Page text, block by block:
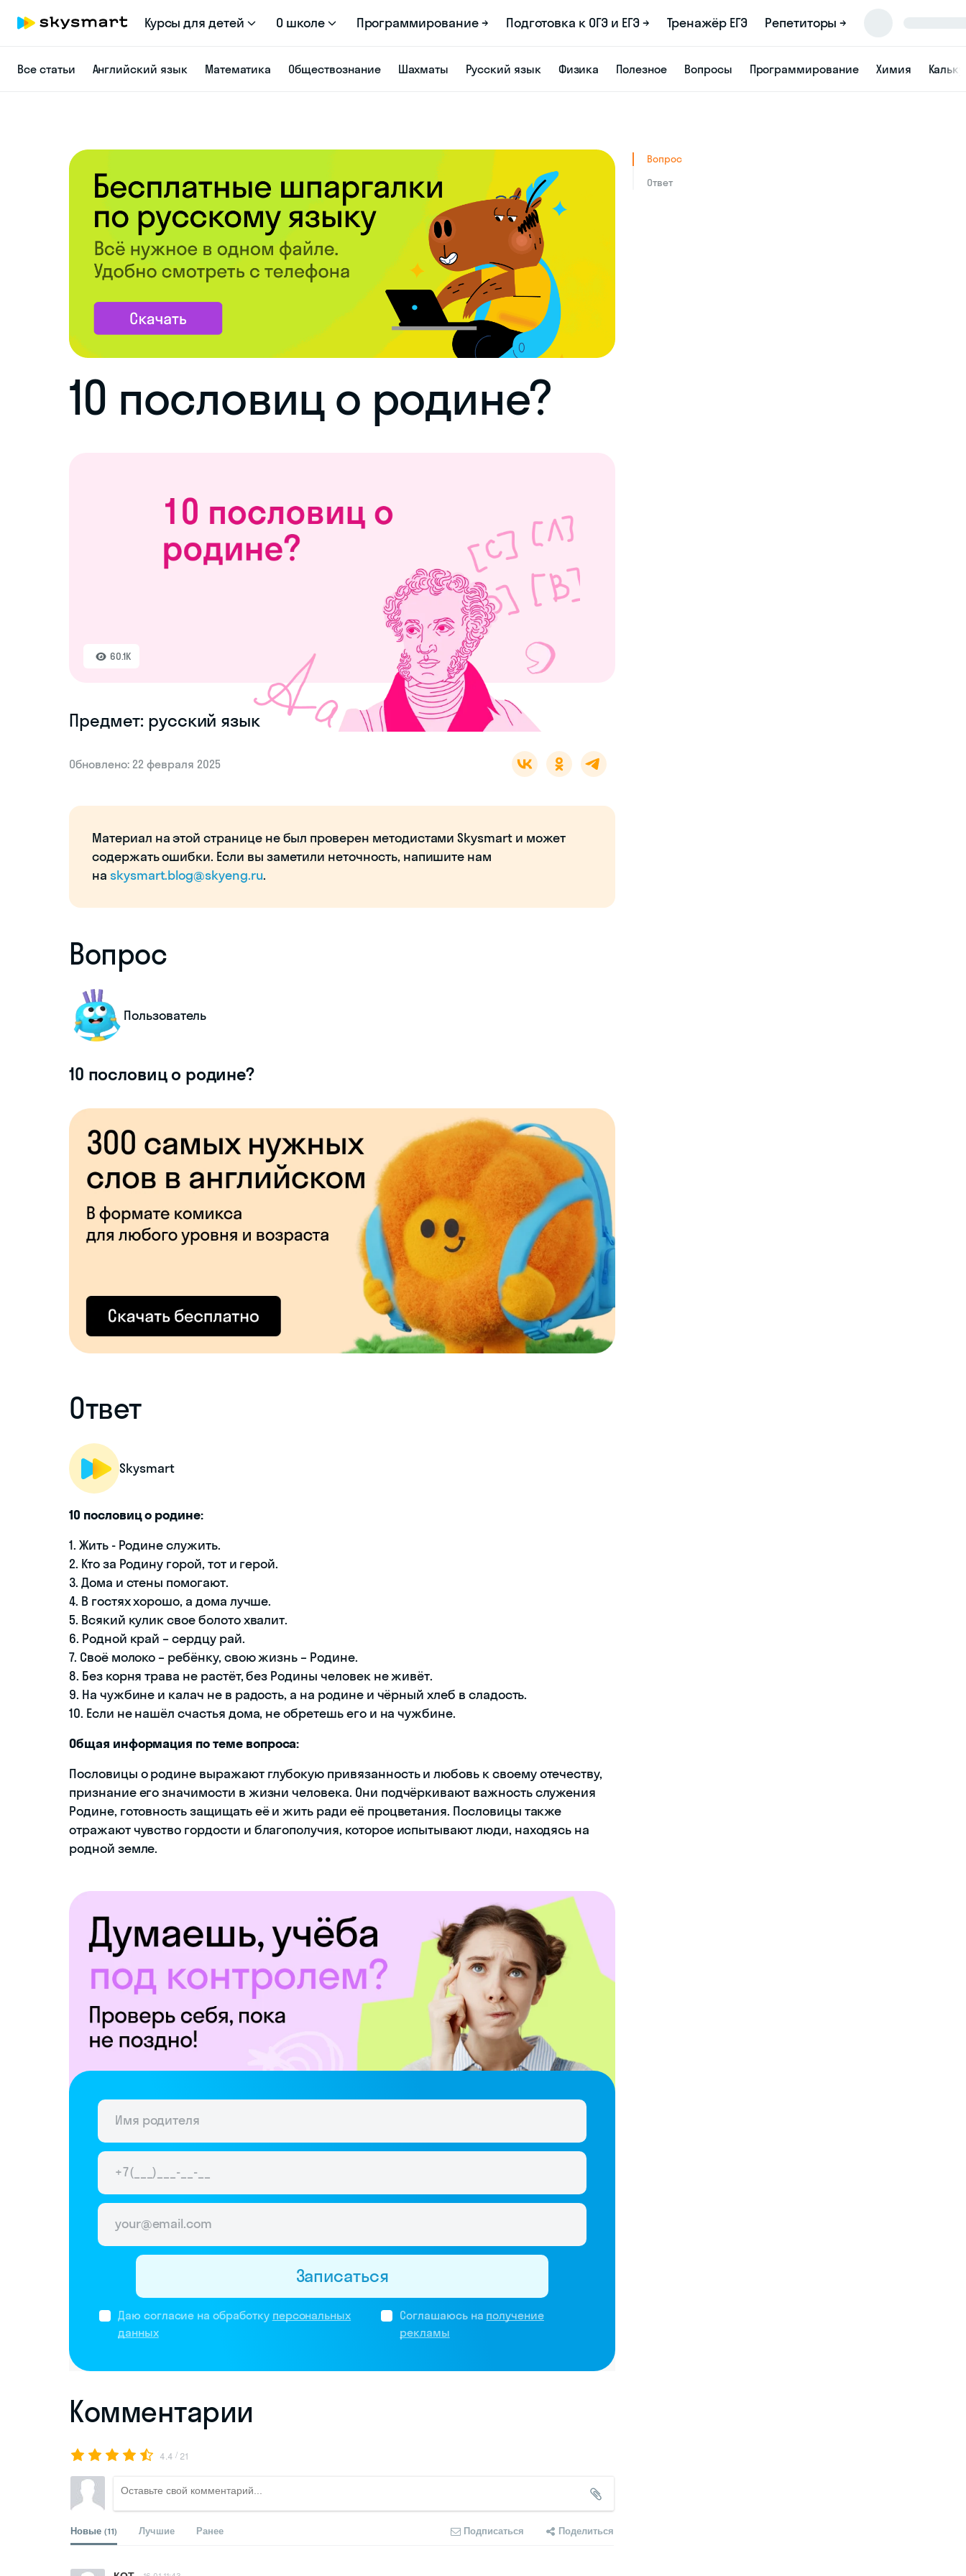
Курсы для детей О школе Программирование → Подготовка к ОГЭ и ЕГЭ → Тренажёр ЕГЭ Репетиторы →
Все статьи Английский язык Математика Обществознание Шахматы Русский язык Физика Полезное Вопросы Программирование Химия
10 пословиц о родине?
60.1K
Предмет: русский язык
Обновлено: 22 февраля 2025
Материал на этой странице не был проверен методистами Skysmart и может
содержать ошибки. Если вы заметили неточность, напишите нам
на skysmart.blog@skyeng.ru.
Вопрос
Пользователь
10 пословиц о родине?
Ответ
Skysmart
10 пословиц о родине:
1. Жить - Родине служить.
2. Кто за Родину горой, тот и герой.
3. Дома и стены помогают.
4. В гостях хорошо, а дома лучше.
5. Всякий кулик свое болото хвалит.
6. Родной край – сердцу рай.
7. Своё молоко – ребёнку, свою жизнь – Родине.
8. Без корня трава не растёт, без Родины человек не живёт.
9. На чужбине и калач не в радость, а на родине и чёрный хлеб в сладость.
10. Если не нашёл счастья дома, не обретешь его и на чужбине.
Общая информация по теме вопроса:
Пословицы о родине выражают глубокую привязанность и любовь к своему отечеству,
признание его значимости в жизни человека. Они подчёркивают важность служения
Родине, готовность защищать её и жить ради её процветания. Пословицы также
отражают чувство гордости и благополучия, которое испытывают люди, находясь на
родной земле.
Даю согласие на обработку персональных
данных
Соглашаюсь на получение
рекламы
Записаться
Комментарии
4.4 / 21
Новые (11) Лучшие Ранее Подписаться Поделиться
Вопрос
Ответ